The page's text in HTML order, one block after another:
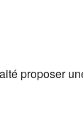
proposer